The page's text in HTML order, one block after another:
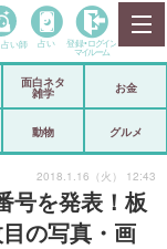
い師 占い 登録• ログイン
マイルーム
面白ネタ
雑学
お金
動物 グルメ
号を発表！板
の写真・画
2018.1.16（火） 12:43